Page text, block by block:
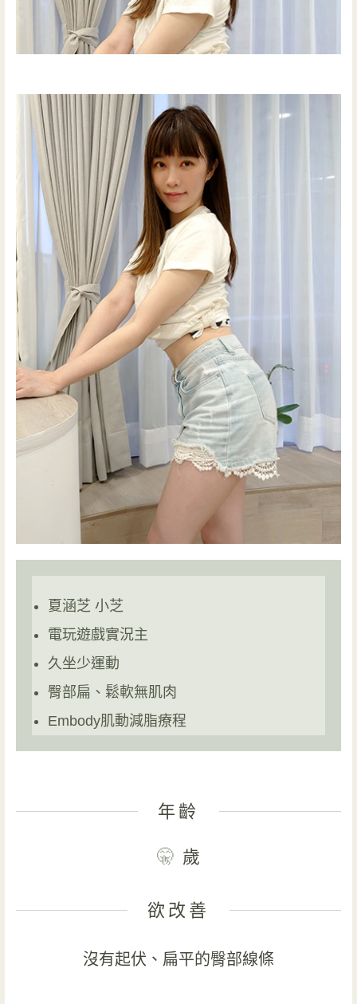
夏涵芝 小芝
電玩遊戲實況主
久坐少運動
臀部扁、鬆軟無肌肉
Embody肌動減脂療程
年齡
🤫 歲
欲改善
沒有起伏、扁平的臀部線條